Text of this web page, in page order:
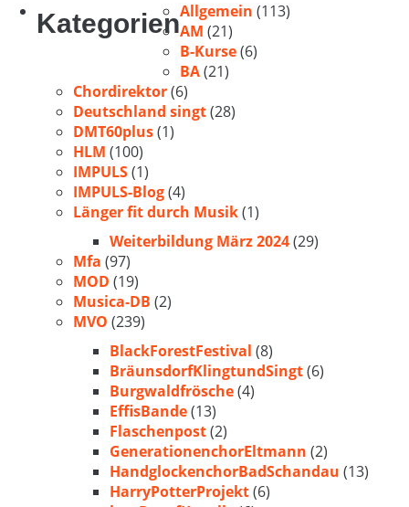
KategorienAllgemein (113)
AM (21)
B-Kurse(6)
BA(21)
Chordirektor(6)
Deutschland singt(28)
DMT60plus(1)
HLM (100)
IMPULS(1)
IMPULS-Blog(4)
Länger fit durch Musik(1)
Weiterbildung März 2024(29)
Mfa (97)
MOD (19)
Musica-DB (2)
MVO (239)
BlackForestFestival (8)
BräunsdorfKlingtundSingt(6)
Burgwaldfrösche(4)
EffisBande(13)
Flaschenpost(2)
GenerationenchorEltmann (2)
HandglockenchorBadSchandau (13)
HarryPotterProjekt(6)